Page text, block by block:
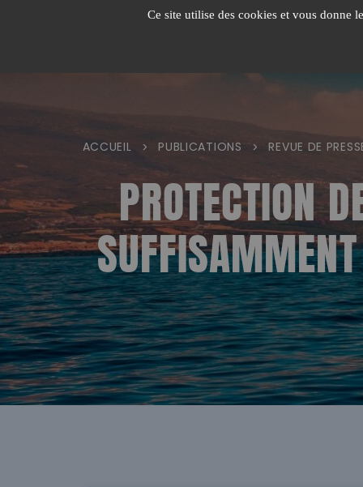
Ce site utilise des cookies et vous donne
ACCUEIL > PUBLICATIONS > REVUE DE
PROTECTION